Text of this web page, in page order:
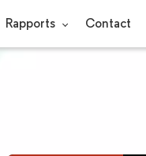
Rapports Contact